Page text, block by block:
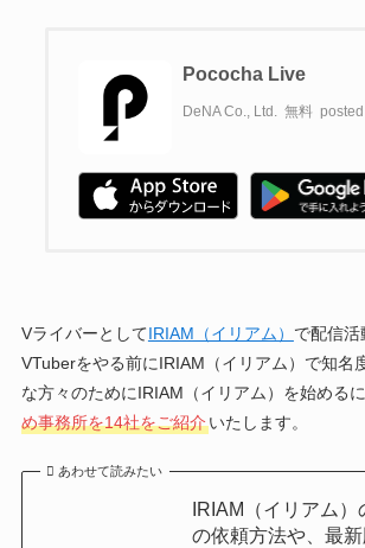
Pococha Live
DeNA Co., Ltd. 無料
VライバーとしてIRIAM（イリアム） で配信活
VTuberをやる前にIRIAM（イリアム）で知名
な方々のためにIRIAM（イリアム）を始める
め事務所を14社をご紹介いたします。
あわせて読みたい
IRIAM（イリアム）
の依頼方法や、最新